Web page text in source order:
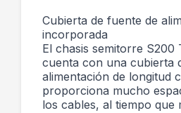
Cubierta de fuente de
incorporada
El chasis semitorre S200
cuenta con una cubierta
alimentación de longitud
proporciona mucho
los cables, al tiempo que